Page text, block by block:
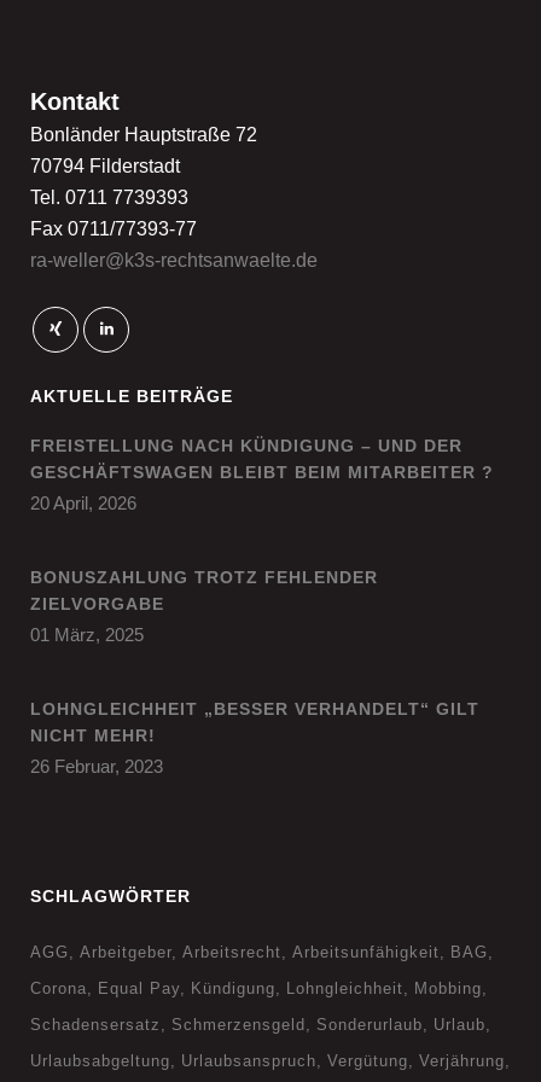
Kontakt
Bonländer Hauptstraße 72
70794 Filderstadt
Tel. 0711 7739393
Fax 0711/77393-77
ra-weller@k3s-rechtsanwaelte.de
AKTUELLE BEITRÄGE
FREISTELLUNG NACH KÜNDIGUNG – UND DER
GESCHÄFTSWAGEN BLEIBT BEIM MITARBEITER ?
20 April, 2026
BONUSZAHLUNG TROTZ FEHLENDER
ZIELVORGABE
01 März, 2025
LOHNGLEICHHEIT „BESSER VERHANDELT“ GILT
NICHT MEHR!
26 Februar, 2023
SCHLAGWÖRTER
AGG Arbeitgeber Arbeitsrecht Arbeitsunfähigkeit
BAG
Corona
Equal Pay Kündigung Lohngleichheit
Mobbing
Schadensersatz
Schmerzensgeld Sonderurlaub
Urlaub
Urlaubsabgeltung
Urlaubsanspruch Vergütung Verjährung